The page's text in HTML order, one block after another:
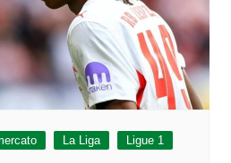
La Liga Ligue 1